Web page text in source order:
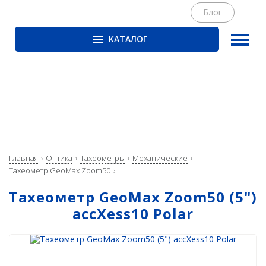
Блог
КАТАЛОГ
Spectra Precision
Главная Оптика Тахеометры
Механические
Тахеометр GeoMax Zoom50
Тахеометр GeoMax Zoom50 (5")
accXess10 Polar